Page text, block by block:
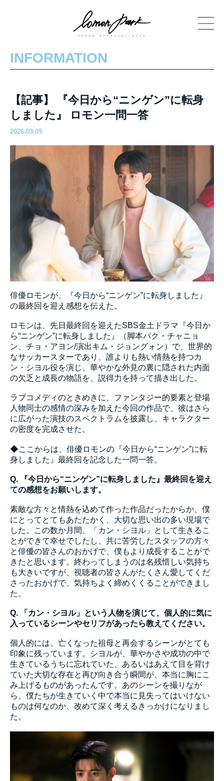
INFORMATION
【記事】 『今日から“ニンゲン”に転身
しました』 ロモン一問一答
2026-03-09
俳優ロモンが、『今日から“ニンゲン”に転身しました』
の最終回を迎え感想を伝えた。
ロモンは、先日最終回を迎えたSBS金土ドラマ『今日か
ら“ニンゲン”に転身しました』（脚本パク・チャニョ
ン、チョ・アヨン/演出キム・ジョングォン）で、世界的
なサッカースターであり、誰よりも熱い情熱を持つカ
ン・シヨル役を演じ、華やかな外見の裏に隠された内面
の欠乏と成長の物語を、説得力を持って描き出した。
ラブコメディのときめきに、ファンタジー的要素と登場
人物同士の感情の深みを加えた今回の作品で、彼はさら
に広がった演技のスペクトラムを披露し、キャラクター
の密度を完成させた。
◆ここからは、俳優ロモンの『今日から“ニンゲン”に転
身しました』最終回を記念した一問一答。
Q. 『今日から“ニンゲン”に転身しました』最終回を迎え
ての感想をお願いします。
素敵な方々と情熱を込めて作った作品だったからか、僕
にとってとてもあたたかく、大切な思い出の多い現場で
した。この数か月間、「カン・シヨル」として生きるこ
とができて幸せでしたし、共に苦労したスタッフの方々
と俳優の皆さんのおかげで、僕もより成長することがで
きたと思います。終わってしまうのは名残惜しい気持ち
も大きいですが、視聴者の皆さんがたくさん愛してくだ
さったおかげで、気持ちよく締めくくることができまし
た。
Q. 「カン・シヨル」という人物を演じて、個人的に気に
入っているシーンやセリフがあったら教えてください。
個人的には、亡くなった祖母と再会するシーンがとても
印象に残っています。シヨルが、華やかさや成功の中で
生きているうちに忘れていた、あるいはあえて目を背け
ていた大切な存在と再び向き合う瞬間が、本当に胸にこ
み上げるものがあったんです。あのシーンを撮りなが
ら、僕たちが生きていく中で本当に見失ってはいけない
ものは何なのか、改めて深く考えるきっかけになりまし
た。